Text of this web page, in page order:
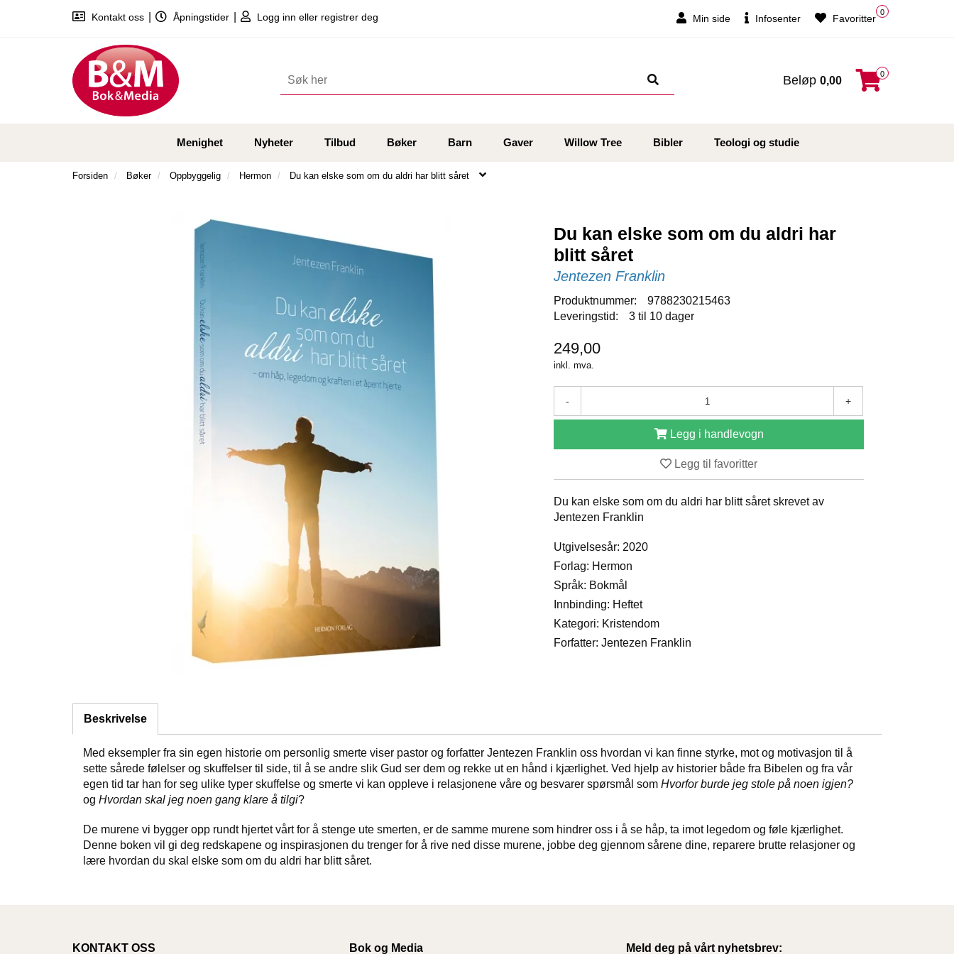
Kontakt oss Åpningstider Logg inn eller registrer deg Min side Infosenter
0
Favoritter
Beløp 0,00
0
Menighet Nyheter Tilbud Bøker Barn Gaver Willow Tree Bibler Teologi og studie
Forsiden Bøker Oppbyggelig Hermon Du kan elske som om du aldri har blitt såret
Du kan elske som om du aldri har
blitt såret
Jentezen Franklin
Produktnummer:
9788230215463
Leveringstid:
3 til 10 dager
249,00
inkl. mva.
- +
Legg i handlevogn
Legg til favoritter
Du kan elske som om du aldri har blitt såret skrevet av
Jentezen Franklin
Utgivelsesår: 2020
Forlag: Hermon
Språk: Bokmål
Innbinding: Heftet
Kategori: Kristendom
Forfatter: Jentezen Franklin
Beskrivelse
Med eksempler fra sin egen historie om personlig smerte viser pastor og forfatter Jentezen Franklin oss hvordan vi kan finne styrke, mot og motivasjon til å
sette sårede følelser og skuffelser til side, til å se andre slik Gud ser dem og rekke ut en hånd i kjærlighet. Ved hjelp av historier både fra Bibelen og fra vår
egen tid tar han for seg ulike typer skuffelse og smerte vi kan oppleve i relasjonene våre og besvarer spørsmål som Hvorfor burde jeg stole på noen igjen?
og Hvordan skal jeg noen gang klare å tilgi?
De murene vi bygger opp rundt hjertet vårt for å stenge ute smerten, er de samme murene som hindrer oss i å se håp, ta imot legedom og føle kjærlighet.
Denne boken vil gi deg redskapene og inspirasjonen du trenger for å rive ned disse murene, jobbe deg gjennom sårene dine, reparere brutte relasjoner og
lære hvordan du skal elske som om du aldri har blitt såret.
KONTAKT OSS Bok og Media Meld deg på vårt nyhetsbrev: